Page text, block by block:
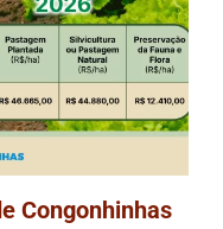
Congonhinhas